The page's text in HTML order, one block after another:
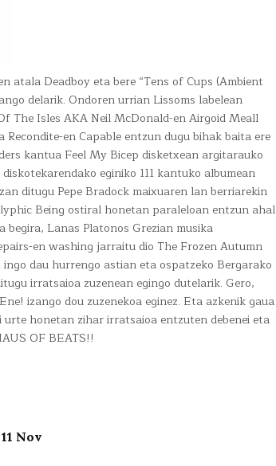
atala Deadboy eta bere “Tens of Cups (Ambient
delarik. Ondoren urrian Lissoms labelean
The Isles AKA Neil McDonald-en Airgoid Meall
en Capable entzun dugu bihak baita ere
kantua Feel My Bicep disketxean argitarauko
eginiko 111 kantuko albumean
ditugu Pepe Bradock maixuaren lan berriarekin
Being ostiral honetan paraleloan entzun ahal
begira, Lanas Platonos Grezian musika
en washing jarraitu dio The Frozen Autumn
dau hurrengo astian eta ospatzeko Bergarako
irratsaioa zuzenean egingo dutelarik. Gero,
izango dou zuzenekoa eginez. Eta azkenik gaua
honetan zihar irratsaioa entzuten debenei eta
OF BEATS!!
Nov